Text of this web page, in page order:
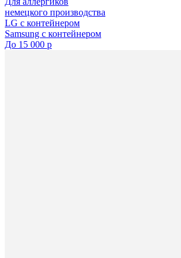
немецкого производства
LG с контейнером
Samsung с контейнером
До 15 000 р